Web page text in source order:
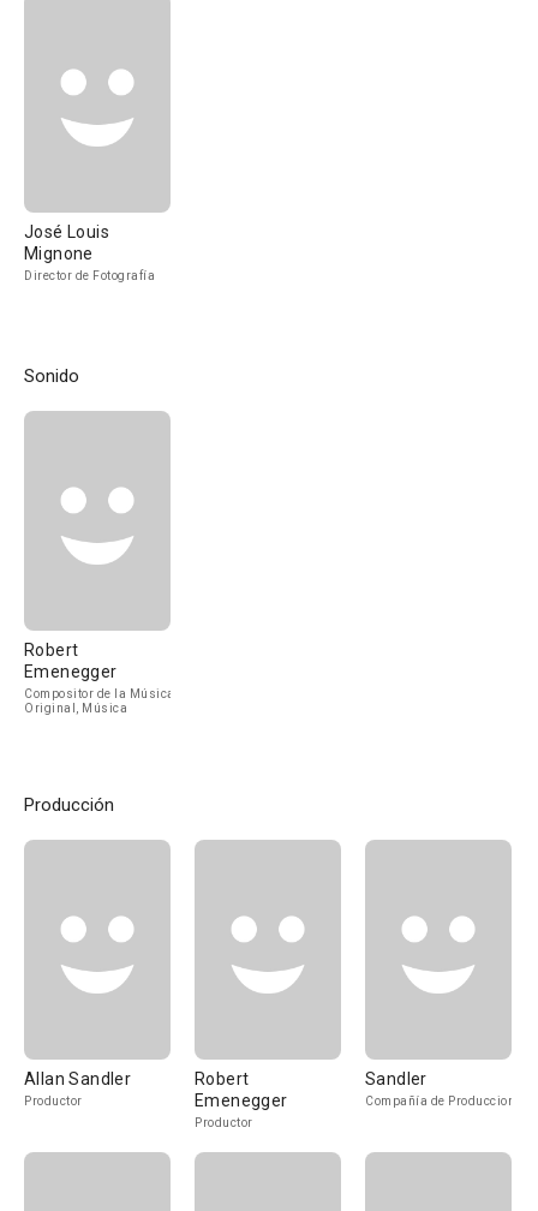
José Louis
Mignone
Director de Fotografía
Sonido
Robert
Emenegger
Compositor de la Música
Original, Música
Producción
Allan Sandler
Productor
Robert
Emenegger
Productor
Sandler
Compañía de Produccion